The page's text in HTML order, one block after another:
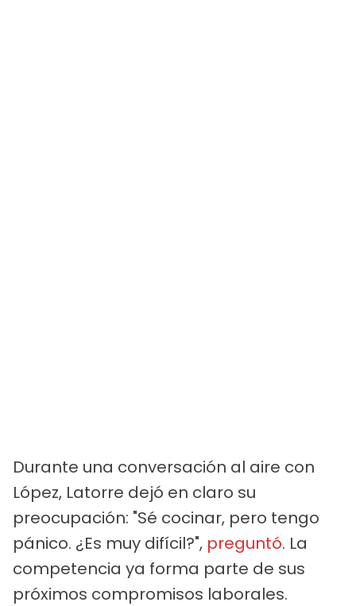
Durante una conversación al aire con
López, Latorre dejó en claro su
preocupación: "Sé cocinar, pero tengo
pánico. ¿Es muy difícil?", preguntó. La
competencia ya forma parte de sus
próximos compromisos laborales.